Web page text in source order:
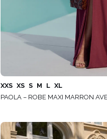
XXS XS S M L XL
PAOLA – ROBE MAXI MARRON